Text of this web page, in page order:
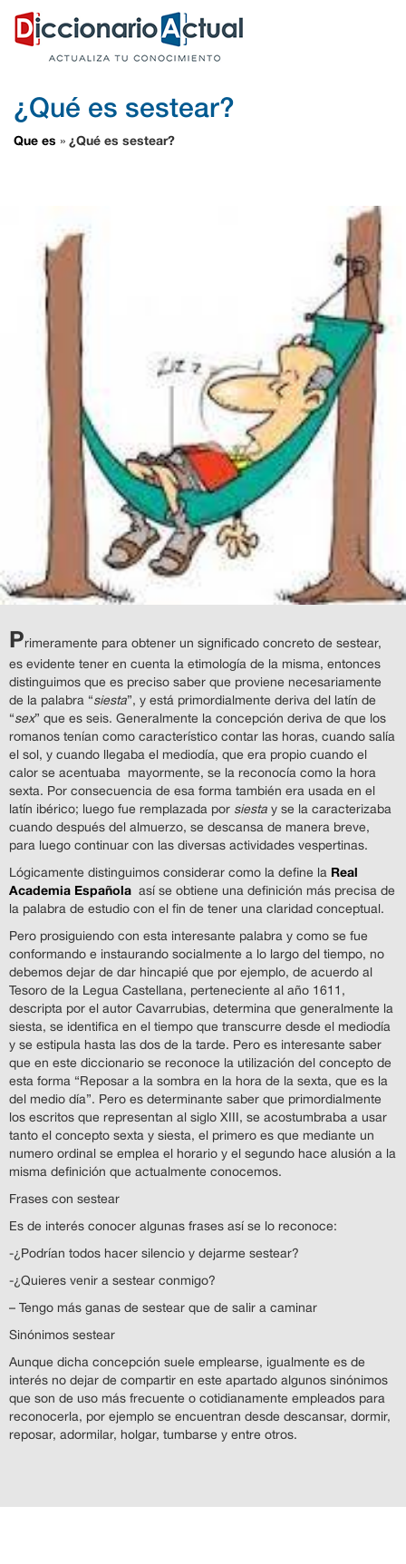
¿Qué es sestear?
Que es » ¿Qué es sestear?
Primeramente para obtener un significado concreto de sestear,
es evidente tener en cuenta la etimología de la misma, entonces
distinguimos que es preciso saber que proviene necesariamente
de la palabra “siesta”, y está primordialmente deriva del latín de
“sex” que es seis. Generalmente la concepción deriva de que los
romanos tenían como característico contar las horas, cuando salía
el sol, y cuando llegaba el mediodía, que era propio cuando el
calor se acentuaba mayormente, se la reconocía como la hora
sexta. Por consecuencia de esa forma también era usada en el
latín ibérico; luego fue remplazada por siesta y se la caracterizaba
cuando después del almuerzo, se descansa de manera breve,
para luego continuar con las diversas actividades vespertinas.
Lógicamente distinguimos considerar como la define la Real
Academia Española así se obtiene una definición más precisa de
la palabra de estudio con el fin de tener una claridad conceptual.
Pero prosiguiendo con esta interesante palabra y como se fue
conformando e instaurando socialmente a lo largo del tiempo, no
debemos dejar de dar hincapié que por ejemplo, de acuerdo al
Tesoro de la Legua Castellana, perteneciente al año 1611,
descripta por el autor Cavarrubias, determina que generalmente la
siesta, se identifica en el tiempo que transcurre desde el mediodía
y se estipula hasta las dos de la tarde. Pero es interesante saber
que en este diccionario se reconoce la utilización del concepto de
esta forma “Reposar a la sombra en la hora de la sexta, que es la
del medio día”. Pero es determinante saber que primordialmente
los escritos que representan al siglo XIII, se acostumbraba a usar
tanto el concepto sexta y siesta, el primero es que mediante un
numero ordinal se emplea el horario y el segundo hace alusión a la
misma definición que actualmente conocemos.
Frases con sestear
Es de interés conocer algunas frases así se lo reconoce:
-¿Podrían todos hacer silencio y dejarme sestear?
-¿Quieres venir a sestear conmigo?
– Tengo más ganas de sestear que de salir a caminar
Sinónimos sestear
Aunque dicha concepción suele emplearse, igualmente es de
interés no dejar de compartir en este apartado algunos sinónimos
que son de uso más frecuente o cotidianamente empleados para
reconocerla, por ejemplo se encuentran desde descansar, dormir,
reposar, adormilar, holgar, tumbarse y entre otros.